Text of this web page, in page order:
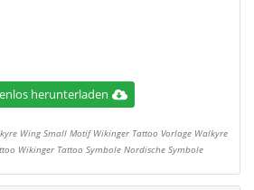
herunterladen
Wing Small Motif Wikinger Tattoo Vorlage Walkyre
Wikinger Tattoo Symbole Nordische Symbole